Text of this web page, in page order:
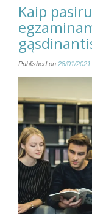
Kaip
Published on 28/01/2021